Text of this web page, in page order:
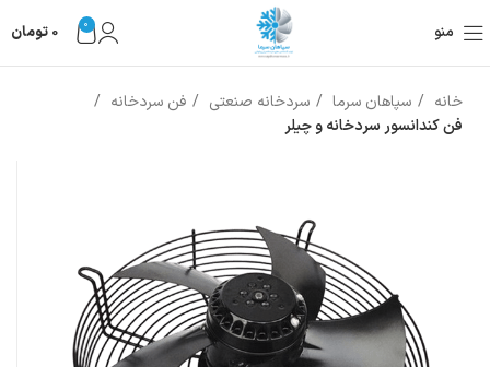
منو 0
0 تومان
خانه سپاهان سرما سردخانه صنعتی
فن سردخانه
فن کندانسور سردخانه و چیلر